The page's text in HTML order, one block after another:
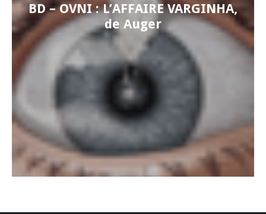
BD – OVNI : L’AFFAIRE VARGINHA,
de Auger